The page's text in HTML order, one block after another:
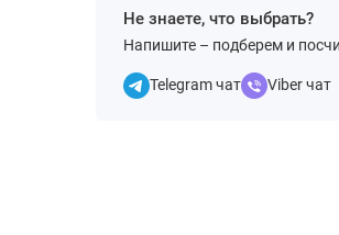
Не знаете, что выбрать?
Напишите – подберем и
Telegram чат Viber чат